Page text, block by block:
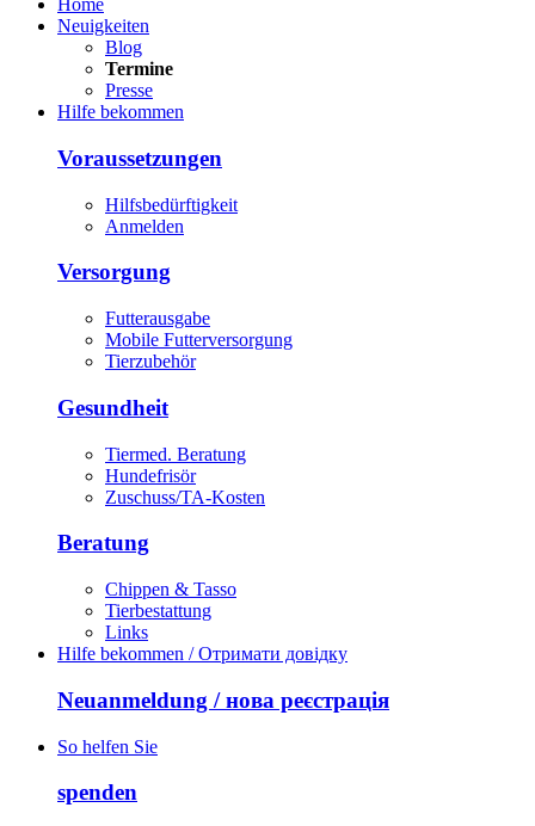
Home
Neuigkeiten
Blog
Termine
Presse
Hilfe bekommen
Voraussetzungen
Hilfsbedürftigkeit
Anmelden
Versorgung
Futterausgabe
Mobile Futterversorgung
Tierzubehör
Gesundheit
Tiermed. Beratung
Hundefrisör
Zuschuss/TA-Kosten
Beratung
Chippen & Tasso
Tierbestattung
Links
Hilfe bekommen / Отримати довідку
Neuanmeldung / нова реєстрація
So helfen Sie
spenden